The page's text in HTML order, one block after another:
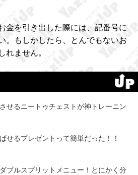
金を引き出した際には、記番号に
。もしかしたら、とんでもないお
れません。
せるニートゥチェストが神トレーニン
せるプレゼントって簡単だった！！
ブルスプリットメニュー！とにかく分